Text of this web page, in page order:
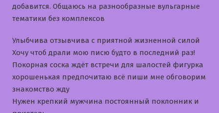
добавится. Общаюсь на разнообразные вульгарные
тематики без комплексов
Улыбчива отзывчива с приятной жизненной силой
Хочу чтоб драли мою писю будто в последний раз!
Покорная соска ждёт встречи для шалостей фигурка
хорошенькая предпочитаю всё пиши мне обговорим
знакомство жду
Нужен крепкий мужчина постоянный поклонник и